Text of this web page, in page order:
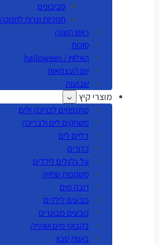
סביבונים
חנוכיות ונרות לחנוכה
ראש השנה
סוכות
האלווין / halloween
יום העצמאות
שבועות
מוצרי קיץ
מתנפחים לבריכה ולים
משחקים לים ולבריכה
דליים לים
כדורים
על גלגלים לילדים
משקפות שחייה
רובה מים
כובעים לילדים
כובעים מבוגרים
בקבוקי מים ושתייה
בועות סבון